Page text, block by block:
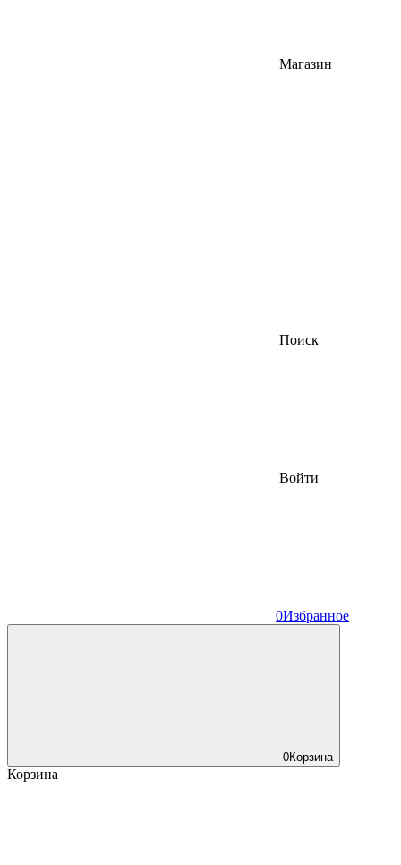
Магазин
Поиск
Войти
0Избранное
0Корзина
Корзина